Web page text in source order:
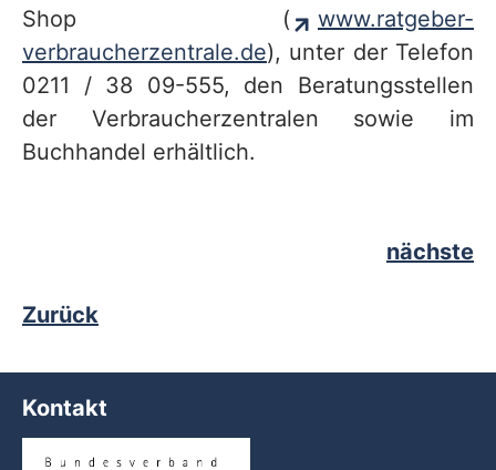
Shop (
www.ratgeber-
verbraucherzentrale.de), unter der Telefon
0211 / 38 09-555, den Beratungsstellen
der Verbraucherzentralen sowie im
Buchhandel erhältlich.
nächste
Zurück
Kontakt